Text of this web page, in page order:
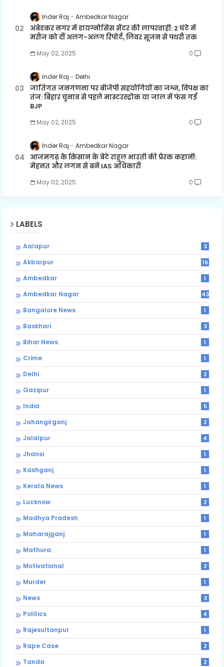
Inder Raj Ambedkar Nagar
अंबेडकर नगर में डायग्नोसिस सेंटर की लापरवाही: 2 घंटे में
मरीज को दीं अलग-अलग रिपोर्ट, लिवर सूजन से पथरी तक
May 02, 2025 0
Inder Raj Delhi
जातिगत जनगणना पर बीजेपी सहयोगियों का जश्न, विपक्ष का
तंज: बिहार चुनाव से पहले मास्टरस्ट्रोक या जाल में फंस गई
BJP
May 02, 2025 0
Inder Raj Ambedkar Nagar
आजमगढ़ के किसान के बेटे राहुल भारती की प्रेरक कहानी:
मेहनत और लगन से बने IAS अधिकारी
May 02, 2025 0
LABELS
Aalapur 3
Akbarpur 16
Ambedkar 1
Ambedkar Nagar 43
Bangalore News 1
Baskhari 3
Bihar News 1
Crime 1
Delhi 2
Gazipur 1
India 5
Jahangirganj 2
Jalalpur 4
Jhansi 1
Kashganj 1
Kerala News 1
Lucknow 2
Madhya Pradesh 1
Maharajganj 1
Mathura 1
Motivational 2
Murder 1
News 3
Politics 4
Rajesultanpur 1
Rape Case 2
Tanda 2